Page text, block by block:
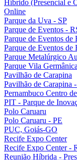
Híbrido (Presencial e
Online
Parque da Uva - SP
Parque de Eventos -
Parque de Eventos de
Parque de Eventos de
Parque Metalúrgico
Parque Vila Germânica
Pavilhão de Carapina
Pavilhão de Carapina
Pernambuco Centro
PIT - Parque de
Polo Caruaru
Polo Caruaru - PE
PUC, Goiás-GO
Recife Expo Center
Recife Expo Center -
Reunião Híbrida -